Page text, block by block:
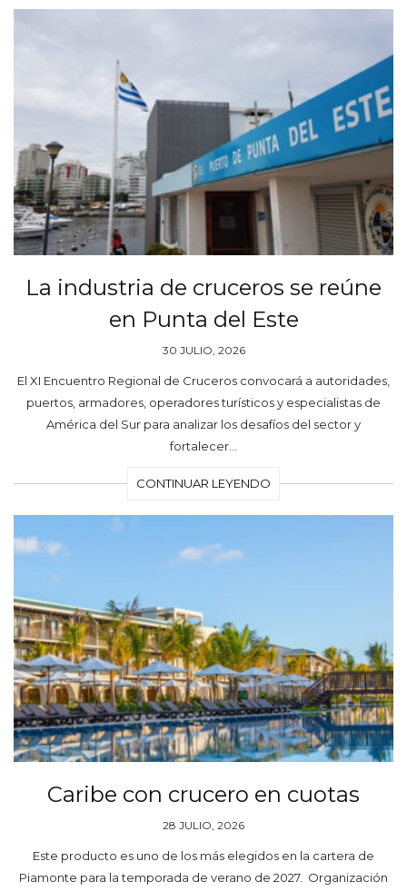
La industria de cruceros se reúne
en Punta del Este
30 JULIO, 2026
El XI Encuentro Regional de Cruceros convocará a autoridades,
puertos, armadores, operadores turísticos y especialistas de
América del Sur para analizar los desafíos del sector y
fortalecer…
CONTINUAR LEYENDO
Caribe con crucero en cuotas
28 JULIO, 2026
Este producto es uno de los más elegidos en la cartera de
Piamonte para la temporada de verano de 2027. Organización